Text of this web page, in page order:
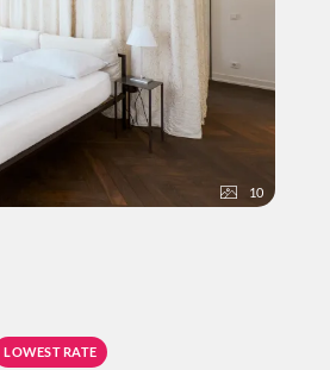
10
LOWEST RATE